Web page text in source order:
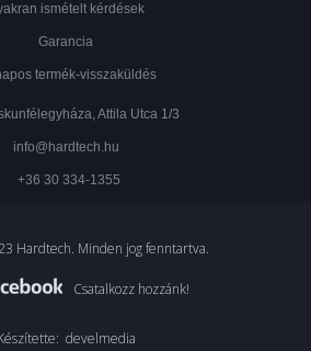
ismételt kérdések
Garancia
termék-visszaküldés
Attila Utca 1/3
info@hardtech.hu
+36 30 334-1355
Hardtech. Minden jog fenntartva.
Csatalkozz hozzánk!
develmedia